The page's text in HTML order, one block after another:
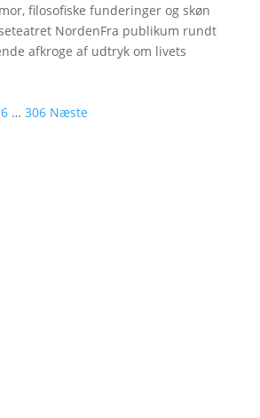
filosofiske funderinger og skøn
NordenFra publikum rundt
afkroge af udtryk om livets
6 … 306 Næste